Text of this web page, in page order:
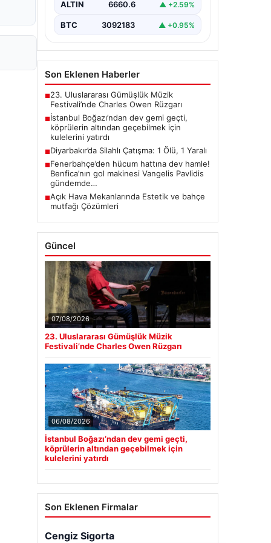
ALTIN 6660.6 ▲ +2.59%
BTC 3092183 ▲ +0.95%
Son Eklenen Haberler
■23. Uluslararası Gümüşlük Müzik
Festivali’nde Charles Owen Rüzgarı
■İstanbul Boğazı’ndan dev gemi geçti,
köprülerin altından geçebilmek için
kulelerini yatırdı
■Diyarbakır’da Silahlı Çatışma: 1 Ölü, 1 Yaralı
■Fenerbahçe’den hücum hattına dev hamle!
Benfica’nın gol makinesi Vangelis Pavlidis
gündemde…
■Açık Hava Mekanlarında Estetik ve bahçe
mutfağı Çözümleri
Güncel
07/08/2026
23. Uluslararası Gümüşlük Müzik
Festivali’nde Charles Owen Rüzgarı
06/08/2026
İstanbul Boğazı’ndan dev gemi geçti,
köprülerin altından geçebilmek için
kulelerini yatırdı
Son Eklenen Firmalar
Cengiz Sigorta